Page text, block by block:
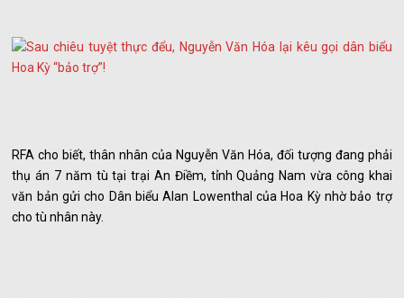
RFA cho biết, thân nhân của Nguyễn Văn Hóa, đối tượng đang phải
thụ án 7 năm tù tại trại An Điềm, tỉnh Quảng Nam vừa công khai
văn bản gửi cho Dân biểu Alan Lowenthal của Hoa Kỳ nhờ bảo trợ
cho tù nhân này.